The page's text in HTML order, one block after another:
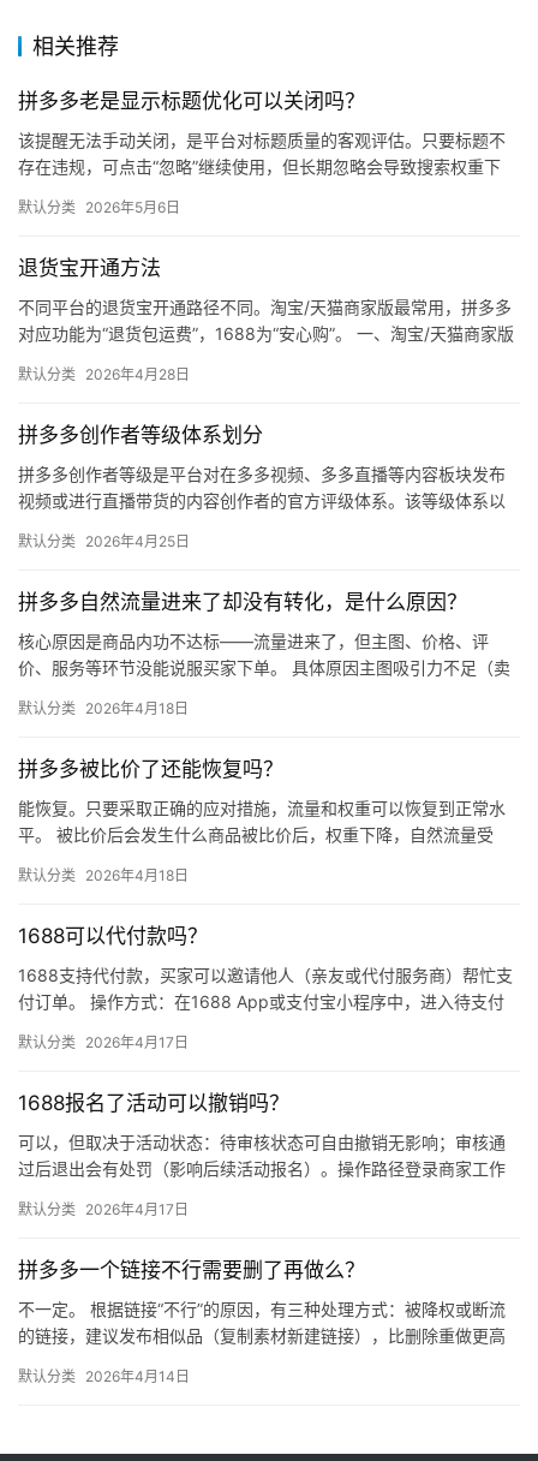
相关推荐
拼多多老是显示标题优化可以关闭吗？
该提醒无法手动关闭，是平台对标题质量的客观评估。只要标题不
存在违规，可点击“忽略”继续使用，但长期忽略会导致搜索权重下
默认分类 2026年5月6日
退货宝开通方法
不同平台的退货宝开通路径不同。淘宝/天猫商家版最常用，拼多多
对应功能为“退货包运费”，1688为“安心购”。 一、淘宝/天猫商家版
默认分类 2026年4月28日
拼多多创作者等级体系划分
拼多多创作者等级是平台对在多多视频、多多直播等内容板块发布
视频或进行直播带货的内容创作者的官方评级体系。该等级体系以
同等级…
默认分类 2026年4月25日
拼多多自然流量进来了却没有转化，是什么原因？
核心原因是商品内功不达标——流量进来了，但主图、价格、评
价、服务等环节没能说服买家下单。 具体原因主图吸引力不足（卖
评少、…
默认分类 2026年4月18日
拼多多被比价了还能恢复吗？
能恢复。只要采取正确的应对措施，流量和权重可以恢复到正常水
平。 被比价后会发生什么商品被比价后，权重下降，自然流量受
网价格…
默认分类 2026年4月18日
1688可以代付款吗？
1688支持代付款，买家可以邀请他人（亲友或代付服务商）帮忙支
付订单。 操作方式：在1688 App或支付宝小程序中，进入待支付
默认分类 2026年4月17日
1688报名了活动可以撤销吗？
可以，但取决于活动状态：待审核状态可自由撤销无影响；审核通
过后退出会有处罚（影响后续活动报名）。操作路径登录商家工作
默认分类 2026年4月17日
拼多多一个链接不行需要删了再做么？
不一定。 根据链接“不行”的原因，有三种处理方式：被降权或断流
的链接，建议发布相似品（复制素材新建链接），比删除重做更高
市…
默认分类 2026年4月14日